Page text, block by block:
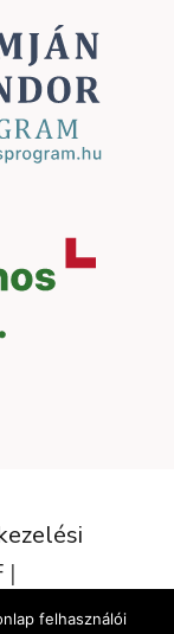
|
felhasználói